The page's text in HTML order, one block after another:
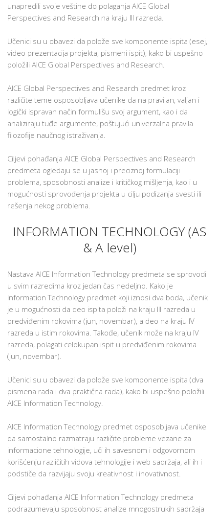
unapredili svoje veštine do polaganja AICE Global
Perspectives and Research na kraju III razreda.
Učenici su u obavezi da polože sve komponente ispita (esej,
video prezentacija projekta, pismeni ispit), kako bi uspešno
položili AICE Global Perspectives and Research.
AICE Global Perspectives and Research predmet kroz
različite teme osposobljava učenike da na pravilan, valjan i
logički ispravan način formulišu svoj argument, kao i da
analiziraju tuđe argumente, poštujući univerzalna pravila
filozofije naučnog istraživanja.
Ciljevi pohađanja AICE Global Perspectives and Research
predmeta ogledaju se u jasnoj i preciznoj formulaciji
problema, sposobnosti analize i kritičkog mišljenja, kao i u
mogućnosti sprovođenja projekta u cilju podizanja svesti ili
rešenja nekog problema.
INFORMATION TECHNOLOGY (AS
& A level)
Nastava AICE Information Technology predmeta se sprovodi
u svim razredima kroz jedan čas nedeljno. Kako je
Information Technology predmet koji iznosi dva boda, učenik
je u mogućnosti da deo ispita položi na kraju III razreda u
predviđenim rokovima (jun, novembar), a deo na kraju IV
razreda u istim rokovima. Takođe, učenik može na kraju IV
razreda, polagati celokupan ispit u predviđenim rokovima
(jun, novembar).
Učenici su u obavezi da polože sve komponente ispita (dva
pismena rada i dva praktična rada), kako bi uspešno položili
AICE Information Technology.
AICE Information Technology predmet osposobljava učenike
da samostalno razmatraju različite probleme vezane za
informacione tehnologije, uči ih savesnom i odgovornom
korišćenju različitih vidova tehnologije i web sadržaja, ali ih i
podstiče da razvijaju svoju kreativnost i inovativnost.
Ciljevi pohađanja AICE Information Technology predmeta
podrazumevaju sposobnost analize mnogostrukih sadržaja